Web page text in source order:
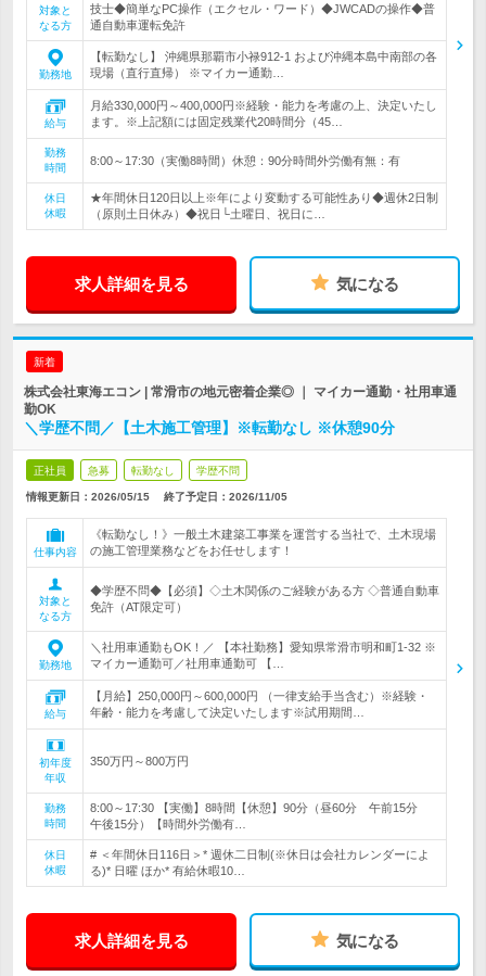
対象と
なる方
技士◆簡単なPC操作（エクセル・ワード）◆JWCADの操作◆普
通自動車運転免許
勤務地
【転勤なし】 沖縄県那覇市小禄912-1 および沖縄本島中南部の各
現場（直行直帰） ※マイカー通勤…
給与
月給330,000円～400,000円※経験・能力を考慮の上、決定いたし
ます。※上記額には固定残業代20時間分（45…
勤務
時間
8:00～17:30（実働8時間）休憩：90分時間外労働有無：有
休日
休暇
★年間休日120日以上※年により変動する可能性あり◆週休2日制
（原則土日休み）◆祝日└土曜日、祝日に…
求人詳細を見る 気になる
新着
株式会社東海エコン | 常滑市の地元密着企業◎ ｜ マイカー通勤・社用車通
勤OK
＼学歴不問／【土木施工管理】※転勤なし ※休憩90分
正社員 急募 転勤なし 学歴不問
情報更新日：2026/05/15 終了予定日： 2026/11/05
仕事内容
《転勤なし！》一般土木建築工事業を運営する当社で、土木現場
の施工管理業務などをお任せします！
対象と
なる方
◆学歴不問◆【必須】◇土木関係のご経験がある方 ◇普通自動車
免許（AT限定可）
勤務地
＼社用車通勤もOK！／ 【本社勤務】愛知県常滑市明和町1-32 ※
マイカー通勤可／社用車通勤可 【…
給与
【月給】250,000円～600,000円 （一律支給手当含む）※経験・
年齢・能力を考慮して決定いたします※試用期間…
初年度
年収
350万円～800万円
勤務
時間
8:00～17:30 【実働】8時間【休憩】90分（昼60分 午前15分
午後15分）【時間外労働有…
休日
休暇
# ＜年間休日116日＞* 週休二日制(※休日は会社カレンダーによ
る)* 日曜 ほか* 有給休暇10…
求人詳細を見る 気になる